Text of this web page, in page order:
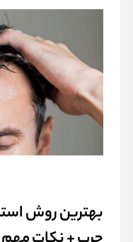
بهترین روش